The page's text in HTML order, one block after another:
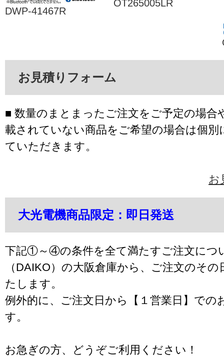
DWP-41467R
OT265005LR
お見積りフォーム
■ 数量のまとまったご注文をご予定の場合
載されていない商品をご希望の場合は個別
ていただきます。
お
大光電機商品限定：即日発送
下記①～④の条件を全て満たすご注文につ
（DAIKO）の大阪倉庫から、ご注文のそ
たします。
例外的に、ご注文日から【１営業日】での
す。
お急ぎの方、どうぞご利用ください！